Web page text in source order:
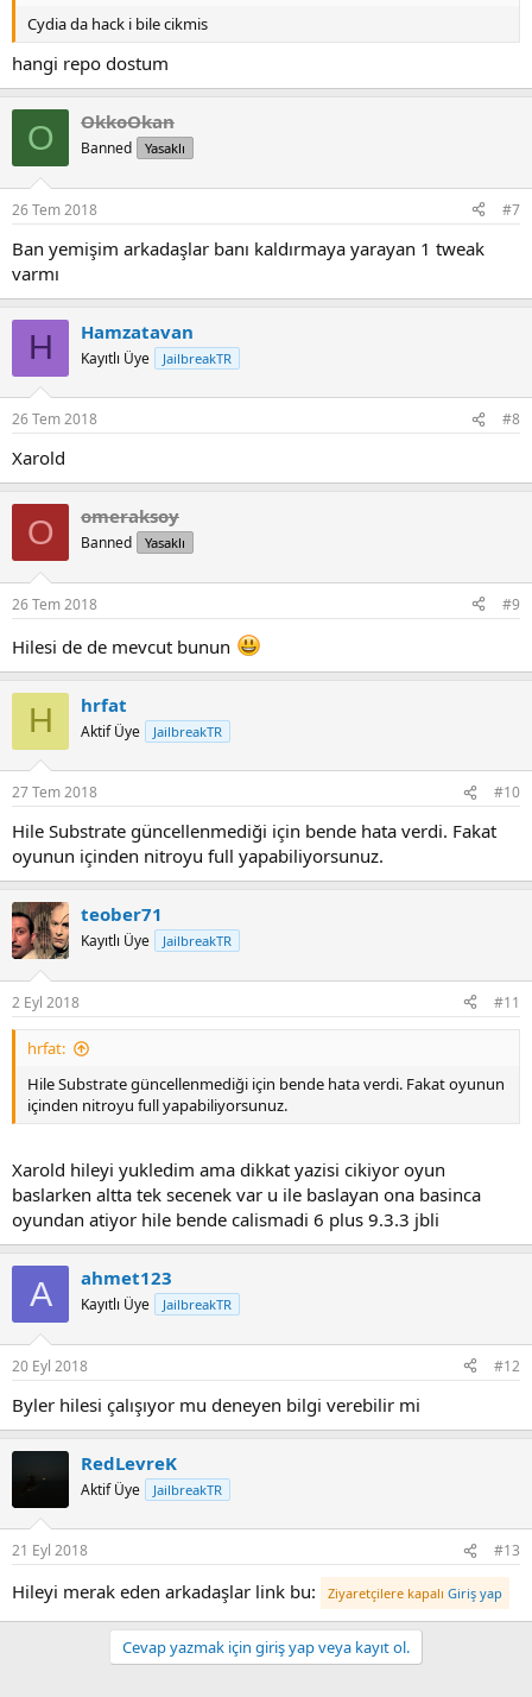
Cydia da hack i bile cikmis
hangi repo dostum
O OkkoOkan
Banned Yasaklı
26 Tem 2018 #7
Ban yemişim arkadaşlar banı kaldırmaya yarayan 1 tweak
varmı
H Hamzatavan
Kayıtlı Üye JailbreakTR
26 Tem 2018 #8
Xarold
O omeraksoy
Banned Yasaklı
26 Tem 2018 #9
Hilesi de de mevcut bunun
H hrfat
Aktif Üye JailbreakTR
27 Tem 2018 #10
Hile Substrate güncellenmediği için bende hata verdi. Fakat
oyunun içinden nitroyu full yapabiliyorsunuz.
teober71
Kayıtlı Üye JailbreakTR
2 Eyl 2018 #11
hrfat:
Hile Substrate güncellenmediği için bende hata verdi. Fakat oyunun
içinden nitroyu full yapabiliyorsunuz.
Xarold hileyi yukledim ama dikkat yazisi cikiyor oyun
baslarken altta tek secenek var u ile baslayan ona basinca
oyundan atiyor hile bende calismadi 6 plus 9.3.3 jbli
A ahmet123
Kayıtlı Üye JailbreakTR
20 Eyl 2018 #12
Byler hilesi çalışıyor mu deneyen bilgi verebilir mi
RedLevreK
Aktif Üye JailbreakTR
21 Eyl 2018 #13
Hileyi merak eden arkadaşlar link bu: Ziyaretçilere kapalı Giriş yap
Cevap yazmak için giriş yap veya kayıt ol.